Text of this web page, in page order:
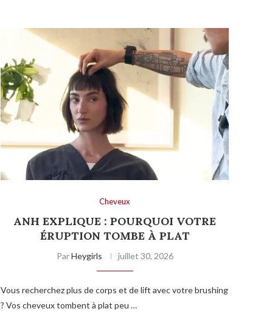
Cheveux
ANH EXPLIQUE : POURQUOI VOTRE
ÉRUPTION TOMBE À PLAT
ParHeygirls juillet 30, 2026
Vous recherchez plus de corps et de lift avec votre brushing
? Vos cheveux tombent à plat peu …